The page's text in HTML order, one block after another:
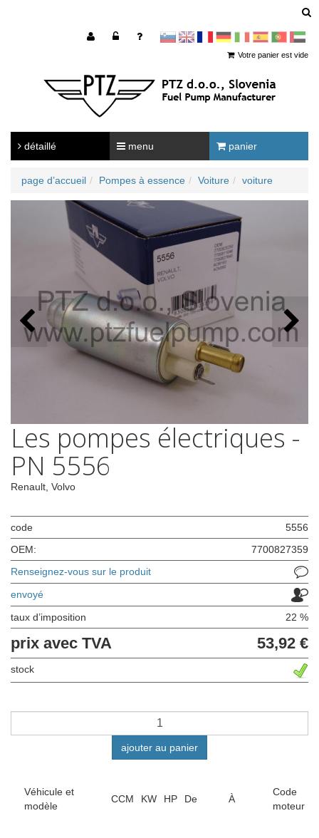
sl en francoščina
Nemščina
Italijanščina
Španščina
PortugalArabščina
Votre panier est vide
détaillé menu panier
page d’accueil Pompes à essence Voiture voiture
Les pompes électriques -
PN 5556
Renault, Volvo
code
5556
OEM:
7700827359
Renseignez-vous sur le produit
envoyé
taux d’imposition 22 %
prix avec TVA 53,92 €
stock
ajouter au panier
Véhicule et
modèle
CCM KW HP De À
Code
moteur